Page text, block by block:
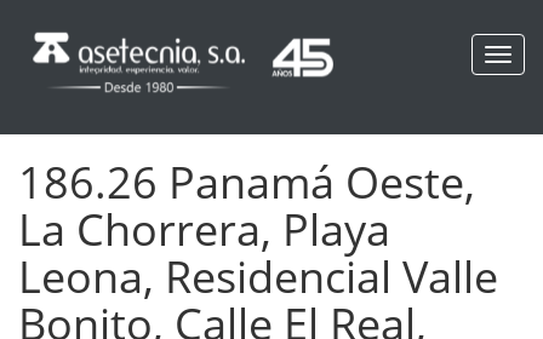
186.26 Panamá Oeste,
La Chorrera, Playa
Leona, Residencial Valle
Bonito, Calle El Real,